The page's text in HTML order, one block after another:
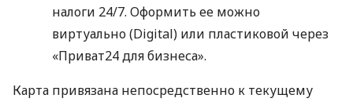
налоги 24/7. Оформить ее можно
виртуально (Digital) или пластиковой через
«Приват24 для бизнеса».
Карта привязана непосредственно к текущему